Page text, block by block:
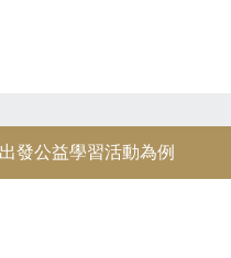
發公益學習活動為例